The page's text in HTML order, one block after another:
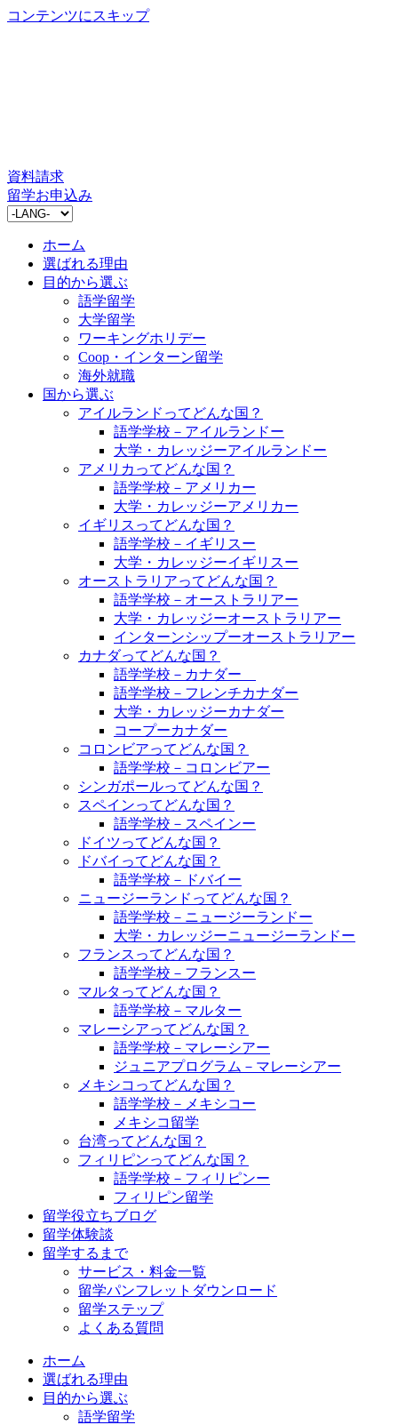
コンテンツにスキップ
資料請求
留学お申込み
ホーム
選ばれる理由
目的から選ぶ
語学留学
大学留学
ワーキングホリデー
Coop・インターン留学
海外就職
国から選ぶ
アイルランドってどんな国？
語学学校－アイルランドー
大学・カレッジーアイルランドー
アメリカってどんな国？
語学学校－アメリカー
大学・カレッジーアメリカー
イギリスってどんな国？
語学学校－イギリスー
大学・カレッジーイギリスー
オーストラリアってどんな国？
語学学校－オーストラリアー
大学・カレッジーオーストラリアー
インターンシップーオーストラリアー
カナダってどんな国？
語学学校－カナダー
語学学校－フレンチカナダー
大学・カレッジーカナダー
コープーカナダー
コロンビアってどんな国？
語学学校－コロンビアー
シンガポールってどんな国？
スペインってどんな国？
語学学校－スペインー
ドイツってどんな国？
ドバイってどんな国？
語学学校－ドバイー
ニュージーランドってどんな国？
語学学校－ニュージーランドー
大学・カレッジーニュージーランドー
フランスってどんな国？
語学学校－フランスー
マルタってどんな国？
語学学校－マルター
マレーシアってどんな国？
語学学校－マレーシアー
ジュニアプログラム－マレーシアー
メキシコってどんな国？
語学学校－メキシコー
メキシコ留学
台湾ってどんな国？
フィリピンってどんな国？
語学学校－フィリピンー
フィリピン留学
留学役立ちブログ
留学体験談
留学するまで
サービス・料金一覧
留学パンフレットダウンロード
留学ステップ
よくある質問
ホーム
選ばれる理由
目的から選ぶ
語学留学